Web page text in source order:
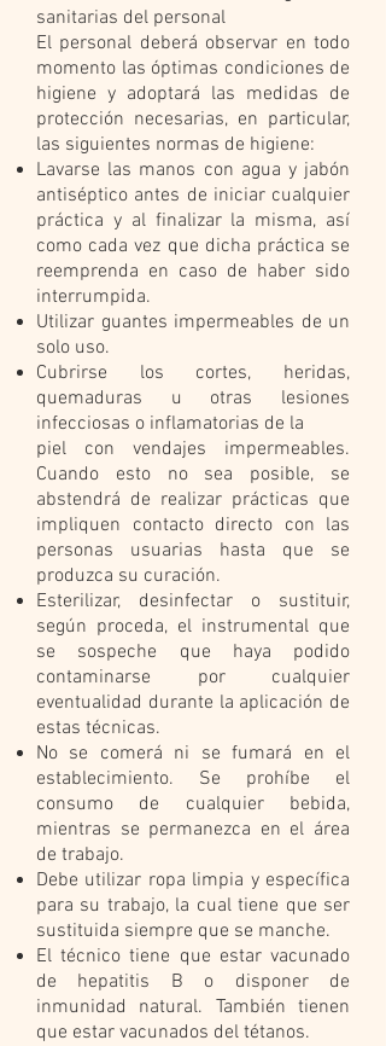
sanitarias del personal
El personal deberá observar en todo
momento las óptimas condiciones de
higiene y adoptará las medidas de
protección necesarias, en particular,
las siguientes normas de higiene:
Lavarse las manos con agua y jabón
antiséptico antes de iniciar cualquier
práctica y al finalizar la misma, así
como cada vez que dicha práctica se
reemprenda en caso de haber sido
interrumpida.
Utilizar guantes impermeables de un
solo uso.
Cubrirse los cortes, heridas,
quemaduras u otras lesiones
infecciosas o inflamatorias de la
piel con vendajes impermeables.
Cuando esto no sea posible, se
abstendrá de realizar prácticas que
impliquen contacto directo con las
personas usuarias hasta que se
produzca su curación.
Esterilizar, desinfectar o sustituir,
según proceda, el instrumental que
se sospeche que haya podido
contaminarse por cualquier
eventualidad durante la aplicación de
estas técnicas.
No se comerá ni se fumará en el
establecimiento. Se prohíbe el
consumo de cualquier bebida,
mientras se permanezca en el área
de trabajo.
Debe utilizar ropa limpia y específica
para su trabajo, la cual tiene que ser
sustituida siempre que se manche.
El técnico tiene que estar vacunado
de hepatitis B o disponer de
inmunidad natural. También tienen
que estar vacunados del tétanos.